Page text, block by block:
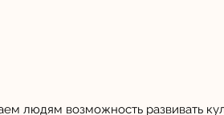
людям возможность развивать